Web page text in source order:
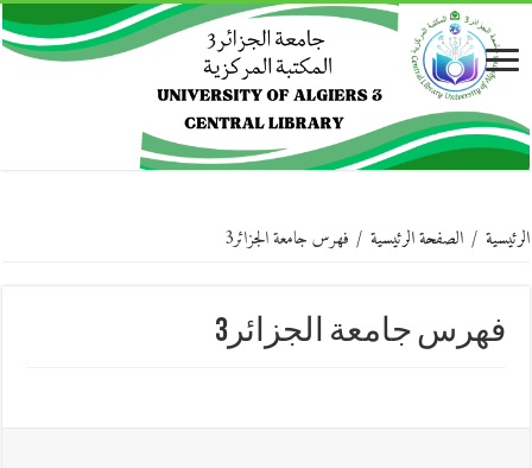
الرئيسية / الصفحة الرئيسية / فهرس جامعة الجزائر3
فهرس جامعة الجزائر3